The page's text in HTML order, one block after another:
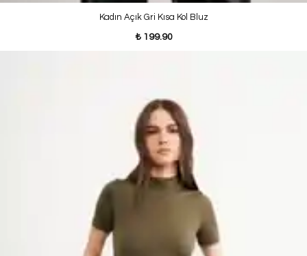
Kadın Açık Gri Kısa Kol Bluz
₺ 199.90